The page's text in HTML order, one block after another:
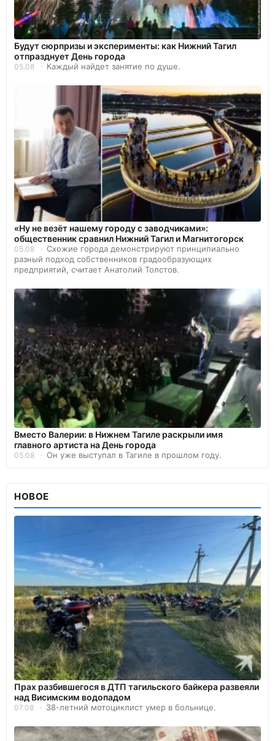
Будут сюрпризы и эксперименты: как Нижний Тагил
отпразднует День города
05.08 Каждый найдет занятие по душе.
«Ну не везёт нашему городу с заводчиками»:
общественник сравнил Нижний Тагил и Магнитогорск
05.08
Схожие города демонстрируют принципиально
разный подход собственников градообразующих
предприятий, считает Анатолий Толстов.
Вместо Валерии: в Нижнем Тагиле раскрыли имя
главного артиста на День города
05.08 Он уже выступал в Тагиле в прошлом году.
НОВОЕ
Прах разбившегося в ДТП тагильского байкера развеяли
над Висимским водопадом
07.08 38-летний мотоциклист умер в больнице.